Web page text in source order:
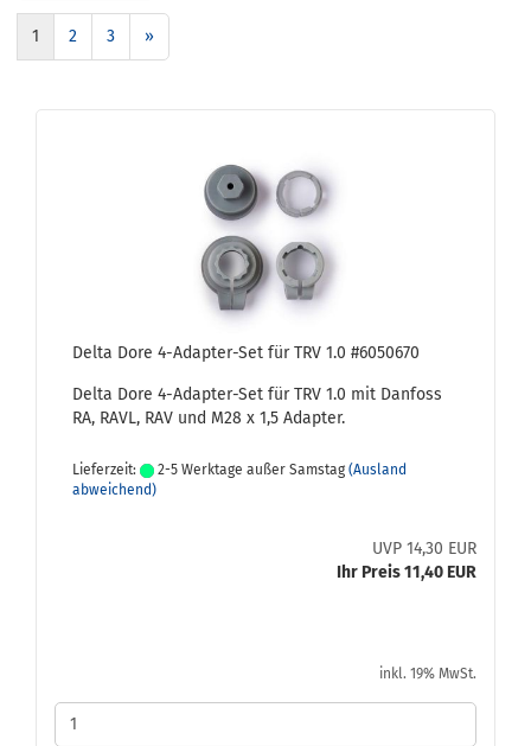
1 2 3 »
Delta Dore 4-​Adapter-​Set für TRV 1.0 #6050670
Delta Dore 4-​Adapter-Set für TRV 1.0 mit Dan­foss
RA, RAVL, RAV und M28 x 1,5 Ad­ap­ter.
Lieferzeit: 2-5 Werktage außer Samstag (Ausland
abweichend)
UVP 14,30 EUR
Ihr Preis 11,40 EUR
inkl. 19% MwSt.